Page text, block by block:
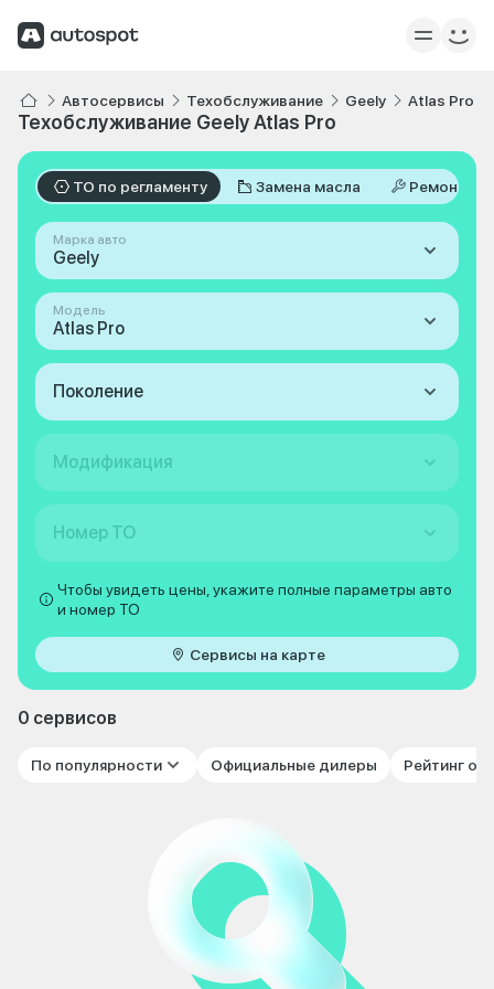
Автосервисы Техобслуживание Geely Atlas Pro
Техобслуживание Geely Atlas Pro
ТО по регламенту Замена масла Ремонт
Марка авто
Geely
Модель
Atlas Pro
Поколение
Модификация
Номер ТО
Чтобы увидеть цены, укажите полные параметры авто
и номер ТО
Сервисы на карте
0 сервисов
По популярности Официальные дилеры Рейтинг